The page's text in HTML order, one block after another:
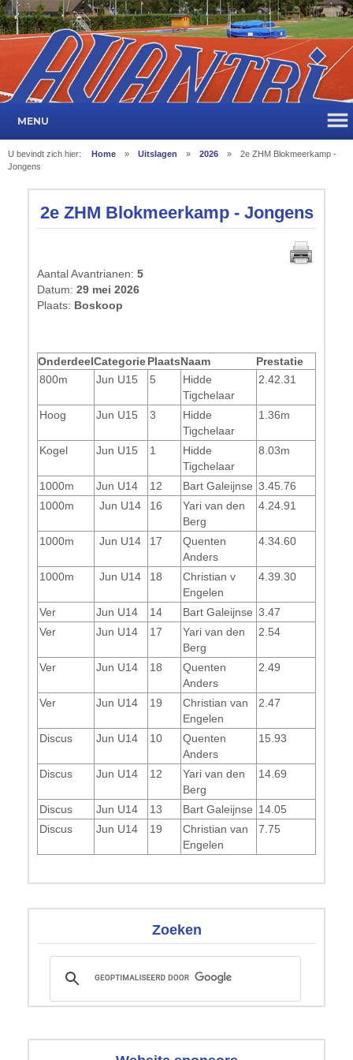
MENU
U bevindt zich hier: Home » Uitslagen » 2026 »
2e ZHM Blokmeerkamp -
Jongens
2e ZHM Blokmeerkamp - Jongens
Aantal Avantrianen: 5
Datum: 29 mei 2026
Plaats: Boskoop
OnderdeelCategoriePlaatsNaam
Prestatie
800m
Jun U15 5
Hidde
Tigchelaar
2.42.31
Hoog Jun U15 3
Hidde
Tigchelaar
1.36m
Kogel Jun U15 1
Hidde
Tigchelaar
8.03m
1000m Jun U14 12 Bart Galeijnse 3.45.76
1000m
Jun U14 16
Yari van den
Berg
4.24.91
1000m Jun U14 17
Quenten
Anders
4.34.60
1000m Jun U14 18
Christian v
Engelen
4.39.30
Ver Jun U14 14 Bart Galeijnse 3.47
Ver
Jun U14 17
Yari van den
Berg
2.54
Ver Jun U14 18
Quenten
Anders
2.49
Ver Jun U14 19
Christian van
Engelen
2.47
Discus Jun U14 10
Quenten
Anders
15.93
Discus Jun U14 12
Yari van den
Berg
14.69
Discus Jun U14 13 Bart Galeijnse 14.05
Discus
Jun U14 19
Christian van
Engelen
7.75
Zoeken